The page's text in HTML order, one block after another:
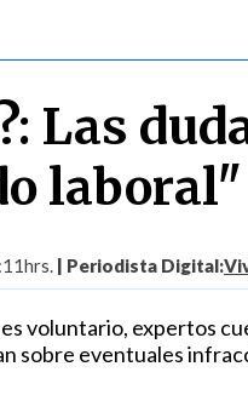
Las
laboral"
| Periodista Digital:
voluntario, expertos
sobre eventuales